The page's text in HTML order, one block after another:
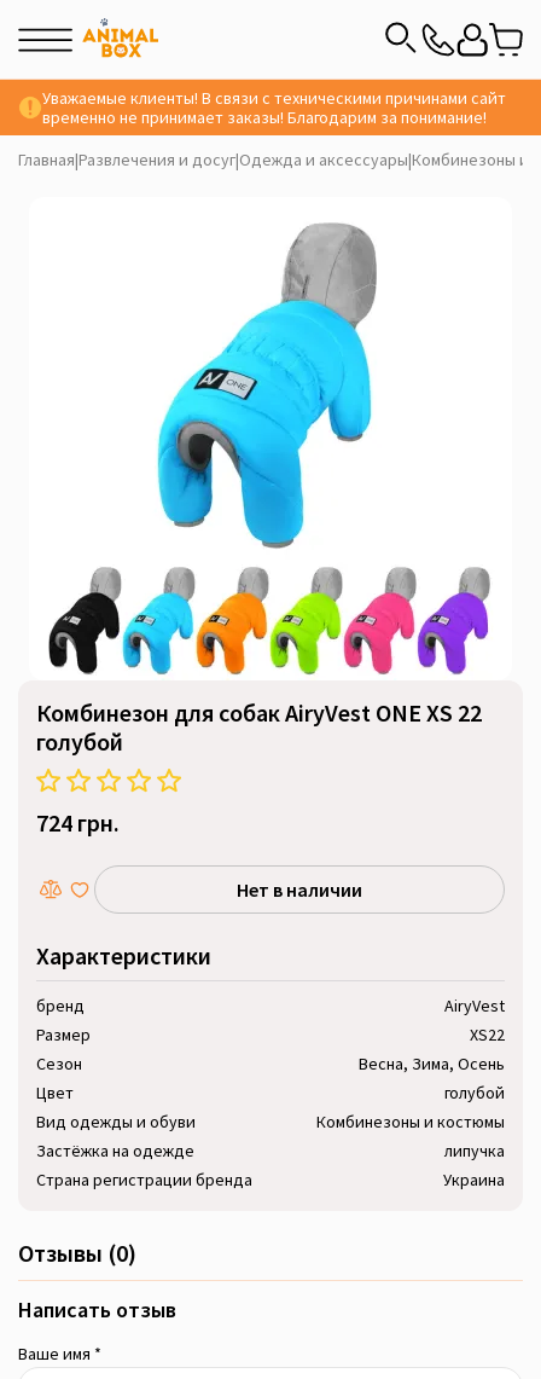
Уважаемые клиенты! В связи с техническими причинами сайт
временно не принимает заказы! Благодарим за понимание!
Главная|Развлечения и досуг|Одежда и аксессуары|Комбинезоны и
Комбинезон для собак AiryVest ONE XS 22
голубой
724 грн.
Нет в наличии
Характеристики
бренд
AiryVest
Размер
XS22
Сезон
Весна, Зима, Осень
Цвет
голубой
Вид одежды и обуви
Комбинезоны и костюмы
Застёжка на одежде
липучка
Страна регистрации бренда
Украина
Отзывы (0)
Написать отзыв
Ваше имя *